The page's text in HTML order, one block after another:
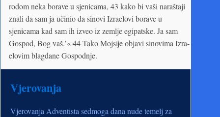
rodom neka borave u sjenicama, 43 kako bi vaši naraštaji
znali da sam ja učinio da sinovi Izraelovi borave u
sjenicama kad sam ih izveo iz zemlje egipatske. Ja sam
Gospod, Bog vaš.’« 44 Tako Mojsije objavi sinovima Izra­
elovim blagdane Gospodnje.
Vjerovanja
Vjerovanja Adventista sedmoga dana nude temelj za